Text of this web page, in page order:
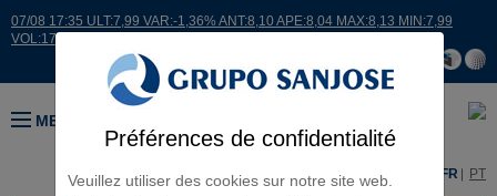
Préférences de confidentialité
Veuillez utiliser des cookies sur notre site web.
07/08 17:35 ULT:7,99 VAR:-1,36% ANT:8,10 APE:8,04 MAX:8,13 MIN:7,99
VOL:17664
MENU
ES FR PT